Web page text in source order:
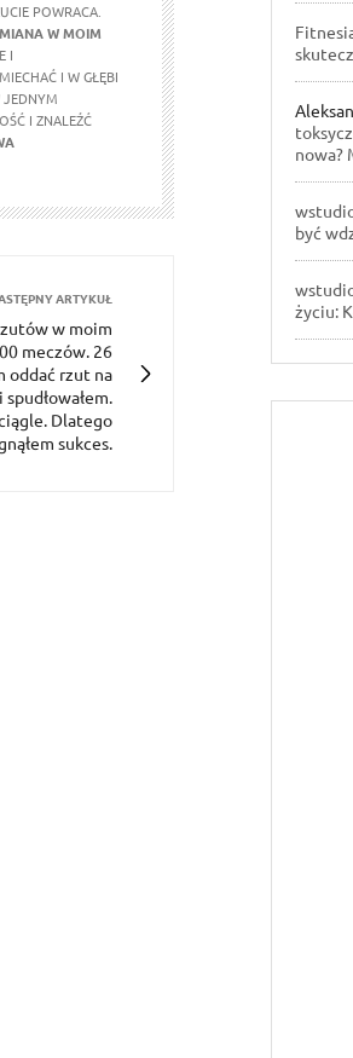
POWRACA.
W MOIM
I
I W GŁĘBI
JEDNYM
I ZNALEŹĆ
ARTYKUŁ
w moim
meczów. 26
oddać rzut na
Dlatego
sukces.
nowa?
być
życiu: